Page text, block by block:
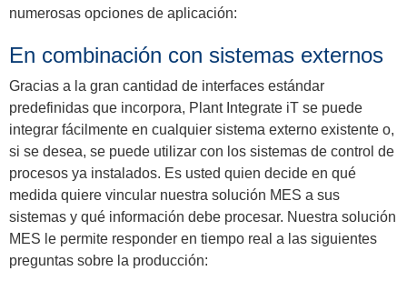
numerosas opciones de aplicación:
En combinación con sistemas externos
Gracias a la gran cantidad de interfaces estándar
predefinidas que incorpora, Plant Integrate iT se puede
integrar fácilmente en cualquier sistema externo existente o,
si se desea, se puede utilizar con los sistemas de control de
procesos ya instalados. Es usted quien decide en qué
medida quiere vincular nuestra solución MES a sus
sistemas y qué información debe procesar. Nuestra solución
MES le permite responder en tiempo real a las siguientes
preguntas sobre la producción: